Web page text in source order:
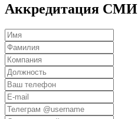
Аккредитация СМИ